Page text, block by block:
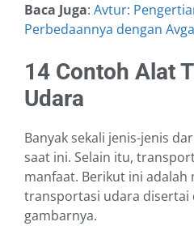
Baca Juga: Avtur:
Perbedaannya dengan
14 Contoh Alat
Udara
Banyak sekali jenis-jenis
saat ini. Selain itu,
manfaat. Berikut ini adalah
transportasi udara disertai
gambarnya.